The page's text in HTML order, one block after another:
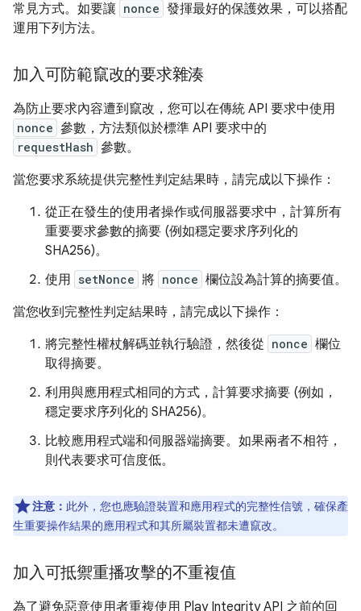
常見方式。如要讓 nonce 發揮最好的保護效果，可以搭配
運用下列方法。
加入可防範竄改的要求雜湊
為防止要求內容遭到竄改，您可以在傳統 API 要求中使用
nonce 參數，方法類似於標準 API 要求中的
requestHash 參數。
當您要求系統提供完整性判定結果時，請完成以下操作：
從正在發生的使用者操作或伺服器要求中，計算所有
重要要求參數的摘要 (例如穩定要求序列化的
SHA256)。
使用 setNonce 將 nonce 欄位設為計算的摘要值。
當您收到完整性判定結果時，請完成以下操作：
將完整性權杖解碼並執行驗證，然後從 nonce 欄位
取得摘要。
利用與應用程式相同的方式，計算要求摘要 (例如，
穩定要求序列化的 SHA256)。
比較應用程式端和伺服器端摘要。如果兩者不相符，
則代表要求可信度低。
注意： 此外，您也應驗證裝置和應用程式的完整性信號，確保產
生重要操作結果的應用程式和其所屬裝置都未遭竄改。
加入可抵禦重播攻擊的不重複值
為了避免惡意使用者重複使用 Play Integrity API 之前的回